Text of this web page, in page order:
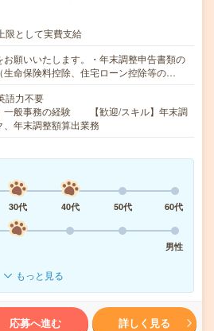
限として実費支給
お願いいたします。・年末調整申告書類の
生命保険料控除、住宅ローン控除等の…
語力不要
一般事務の経験 【歓迎/スキル】年末調
、年末調整額算出業務
30代 40代 50代
60代
男性
もっと見る
応募へ進む 詳しく見る